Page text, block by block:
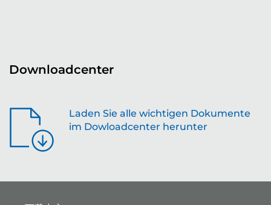
Downloadcenter
Laden Sie alle wichtigen Dokumente
im Dowloadcenter herunter